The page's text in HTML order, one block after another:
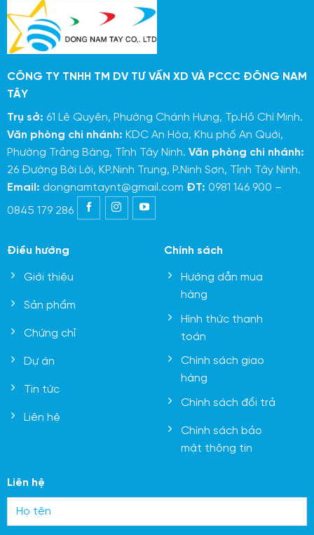
CÔNG TY TNHH TM DV TƯ VẤN XD VÀ PCCC ĐÔNG NAM
TÂY
Trụ sở: 61 Lê Quyên, Phường Chánh Hưng, Tp.Hồ Chí Minh.
Văn phòng chi nhánh: KDC An Hòa, Khu phố An Quới,
Phường Trảng Bàng, Tỉnh Tây Ninh. Văn phòng chi nhánh:
26 Đường Bời Lời, KP.Ninh Trung, P.Ninh Sơn, Tỉnh Tây Ninh.
Email: dongnamtaynt@gmail.com ĐT: 0981 146 900 –
0845 179 286
Điều hướng
Giới thiệu
Sản phẩm
Chứng chỉ
Dự án
Tin tức
Liên hệ
Chính sách
Hướng dẫn mua
hàng
Hình thức thanh
toán
Chính sách giao
hàng
Chính sách đổi trả
Chính sách bảo
mật thông tin
Liên hệ